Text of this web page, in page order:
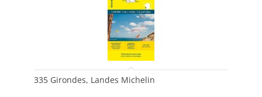
335 Girondes, Landes Michelin